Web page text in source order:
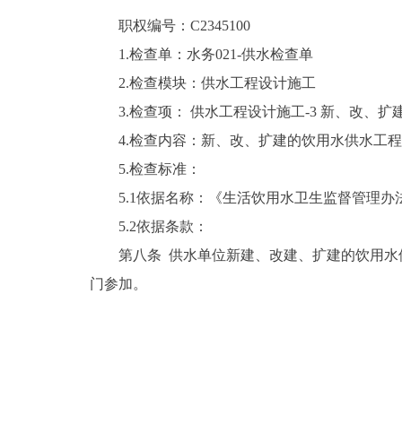
职权编号：C2345100
1.检查单：水务021-供水检查单
2.检查模块：供水工程设计施工
3.检查项： 供水工程设计施工-3 新、改、
4.检查内容：新、改、扩建的饮用水供水工
5.检查标准：
5.1依据名称：《生活饮用水卫生监督管理办
5.2依据条款：
第八条 供水单位新建、改建、扩建的饮用
门参加。